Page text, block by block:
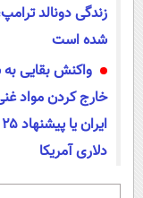
زندگی دونالد
شده است
واکنش بقایی به
خارج کردن مواد
دلاری آمریکا